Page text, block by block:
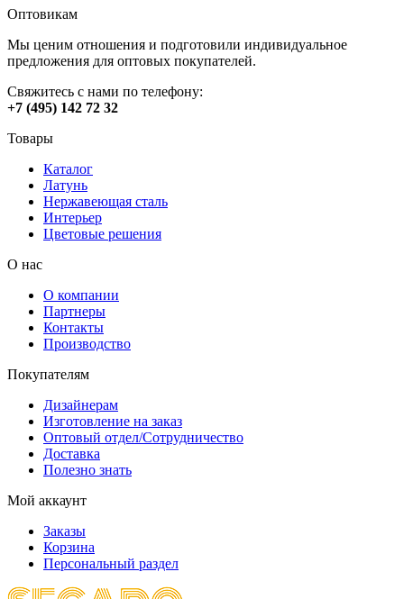
Оптовикам
Мы ценим отношения и подготовили индивидуальное
предложения для оптовых покупателей.
Свяжитесь с нами по телефону:
+7 (495) 142 72 32
Товары
Каталог
Латунь
Нержавеющая сталь
Интерьер
Цветовые решения
О нас
О компании
Партнеры
Контакты
Производство
Покупателям
Дизайнерам
Изготовление на заказ
Оптовый отдел/Сотрудничество
Доставка
Полезно знать
Мой аккаунт
Заказы
Корзина
Персональный раздел